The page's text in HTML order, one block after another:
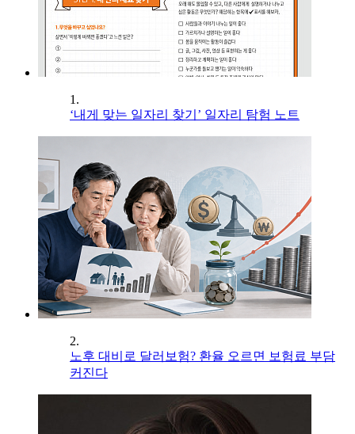
1.
‘내게 맞는 일자리 찾기’ 일자리 탐험 노트
2.
노후 대비로 달러보험? 환율 오르면 보험료 부담
커진다